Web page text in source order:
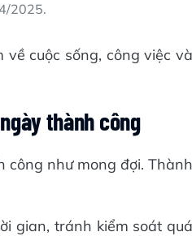
2025.
cuộc sống, công việc và
thành công
công như mong đợi. Thành
gian, tránh kiểm soát quá